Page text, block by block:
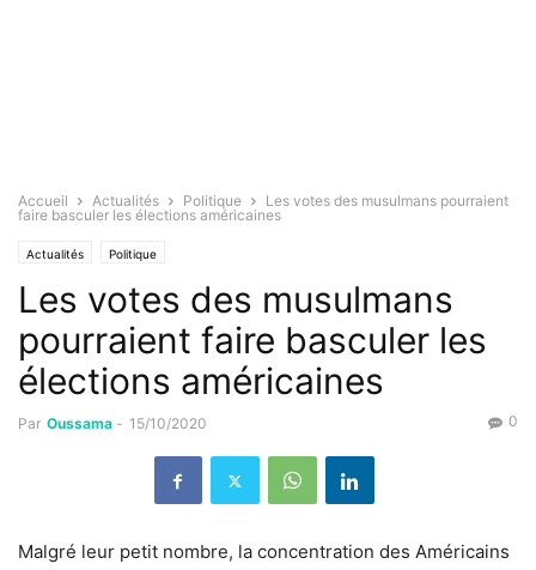
Accueil Actualités Politique
Les votes des musulmans pourraient
faire basculer les élections américaines
Actualités Politique
Les votes des musulmans
pourraient faire basculer les
élections américaines
Par Oussama - 15/10/2020 0
Malgré leur petit nombre, la concentration des Américains